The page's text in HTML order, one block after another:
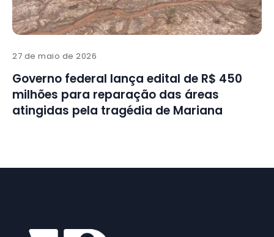
27 de maio de 2026
Governo federal lança edital de R$ 450
milhões para reparação das áreas
atingidas pela tragédia de Mariana